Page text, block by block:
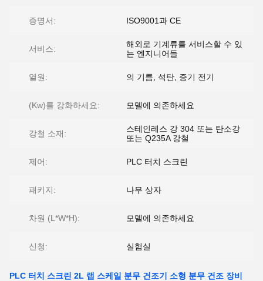
증명서: ISO9001과 CE
서비스:
해외로 기계류를 서비스할 수 있
는 엔지니어들
열원: 의 기름, 석탄, 증기 전기
(Kw)를 강화하세요: 모델에 의존하세요
강철 소재:
스테인레스 강 304 또는 탄소강
또는 Q235A 강철
제어: PLC 터치 스크린
패키지: 나무 상자
차원 (L*W*H): 모델에 의존하세요
신청: 실험실
PLC 터치 스크린 2L 랩 스케일 분무 건조기 소형 분무 건조 장비